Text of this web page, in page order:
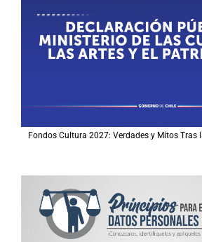
Fondos Cultura 2027: Verdades y Mitos Tras